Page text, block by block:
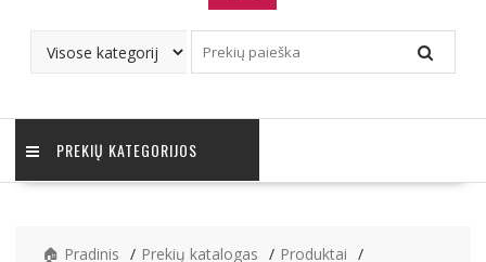
PREKIŲ KATEGORIJOS
🏠 Pradinis Prekių katalogas
Produktai